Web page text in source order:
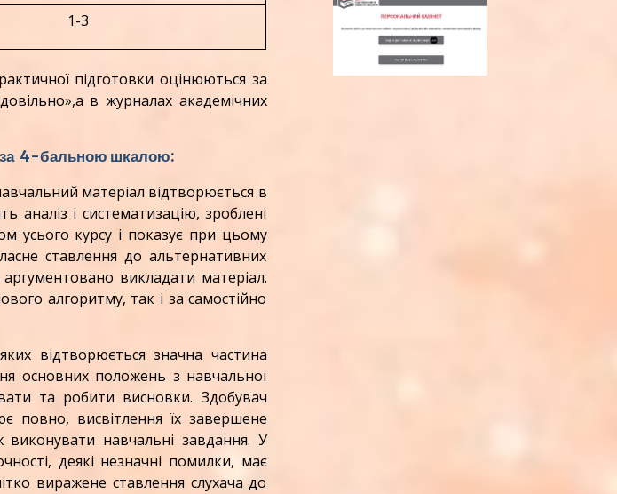
1-3
підготовки оцінюються за
в журналах академічних
за 4-бальною шкалою:
матеріал відтворюється в
аналіз і систематизацію, зроблені
усього курсу і показує при цьому
ставлення до альтернативних
викладати матеріал.
алгоритму, так і за самостійно
відтворюється значна частина
основних положень з навчальної
та робити висновки. Здобувач
повно, висвітлення їх завершене
навчальні завдання. У
деякі незначні помилки, має
виражене ставлення слухача до